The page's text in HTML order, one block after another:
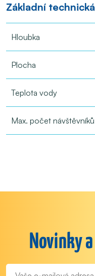
Základní
Hloubka
Plocha
Teplota vody
Max. počet návštěvníků
Novinky